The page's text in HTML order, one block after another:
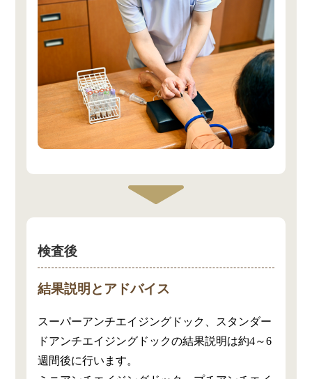
検査後
結果説明とアドバイス
スーパーアンチエイジングドック、スタンダー
ドアンチエイジングドックの結果説明は約4～6
週間後に行います。